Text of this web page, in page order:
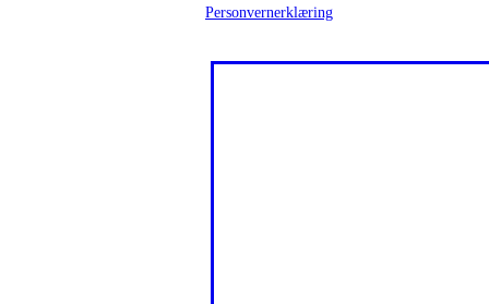
Personvernerklæring